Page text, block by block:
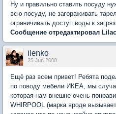
Ну и правильно ставить посуду
всю посуду, не загораживать
ограничивать доступ воды к
Сообщение отредактировал
ilenko
25 Jun 2008
Ещё раз всем привет! Ребята
по поводу мебели ИКЕА, мы
которая нам внешне очень
WHIRPOOL (марка вроде